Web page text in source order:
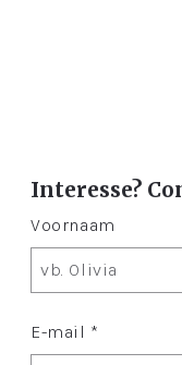
Interesse?
Voornaam
E-mail *